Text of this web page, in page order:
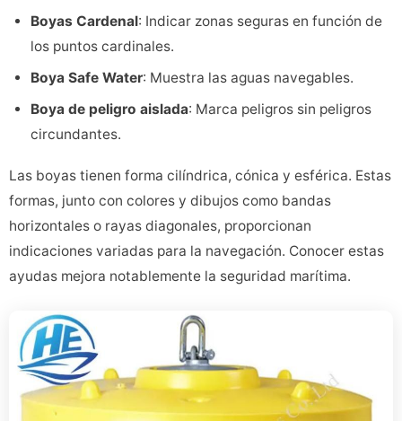
Boyas Cardenal: Indicar zonas seguras en función de
los puntos cardinales.
Boya Safe Water: Muestra las aguas navegables.
Boya de peligro aislada: Marca peligros sin peligros
circundantes.
Las boyas tienen forma cilíndrica, cónica y esférica. Estas
formas, junto con colores y dibujos como bandas
horizontales o rayas diagonales, proporcionan
indicaciones variadas para la navegación. Conocer estas
ayudas mejora notablemente la seguridad marítima.